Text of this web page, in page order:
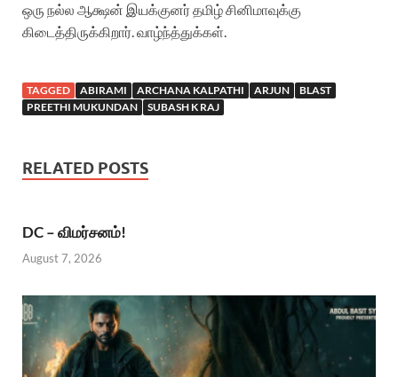
ஒரு நல்ல ஆக்ஷன் இயக்குனர் தமிழ் சினிமாவுக்கு
கிடைத்திருக்கிறார். வாழ்ந்த்துக்கள்.
TAGGED ABIRAMI ARCHANA KALPATHI ARJUN
BLAST
PREETHI MUKUNDAN
SUBASH K RAJ
RELATED POSTS
DC – விமர்சனம்!
August 7, 2026